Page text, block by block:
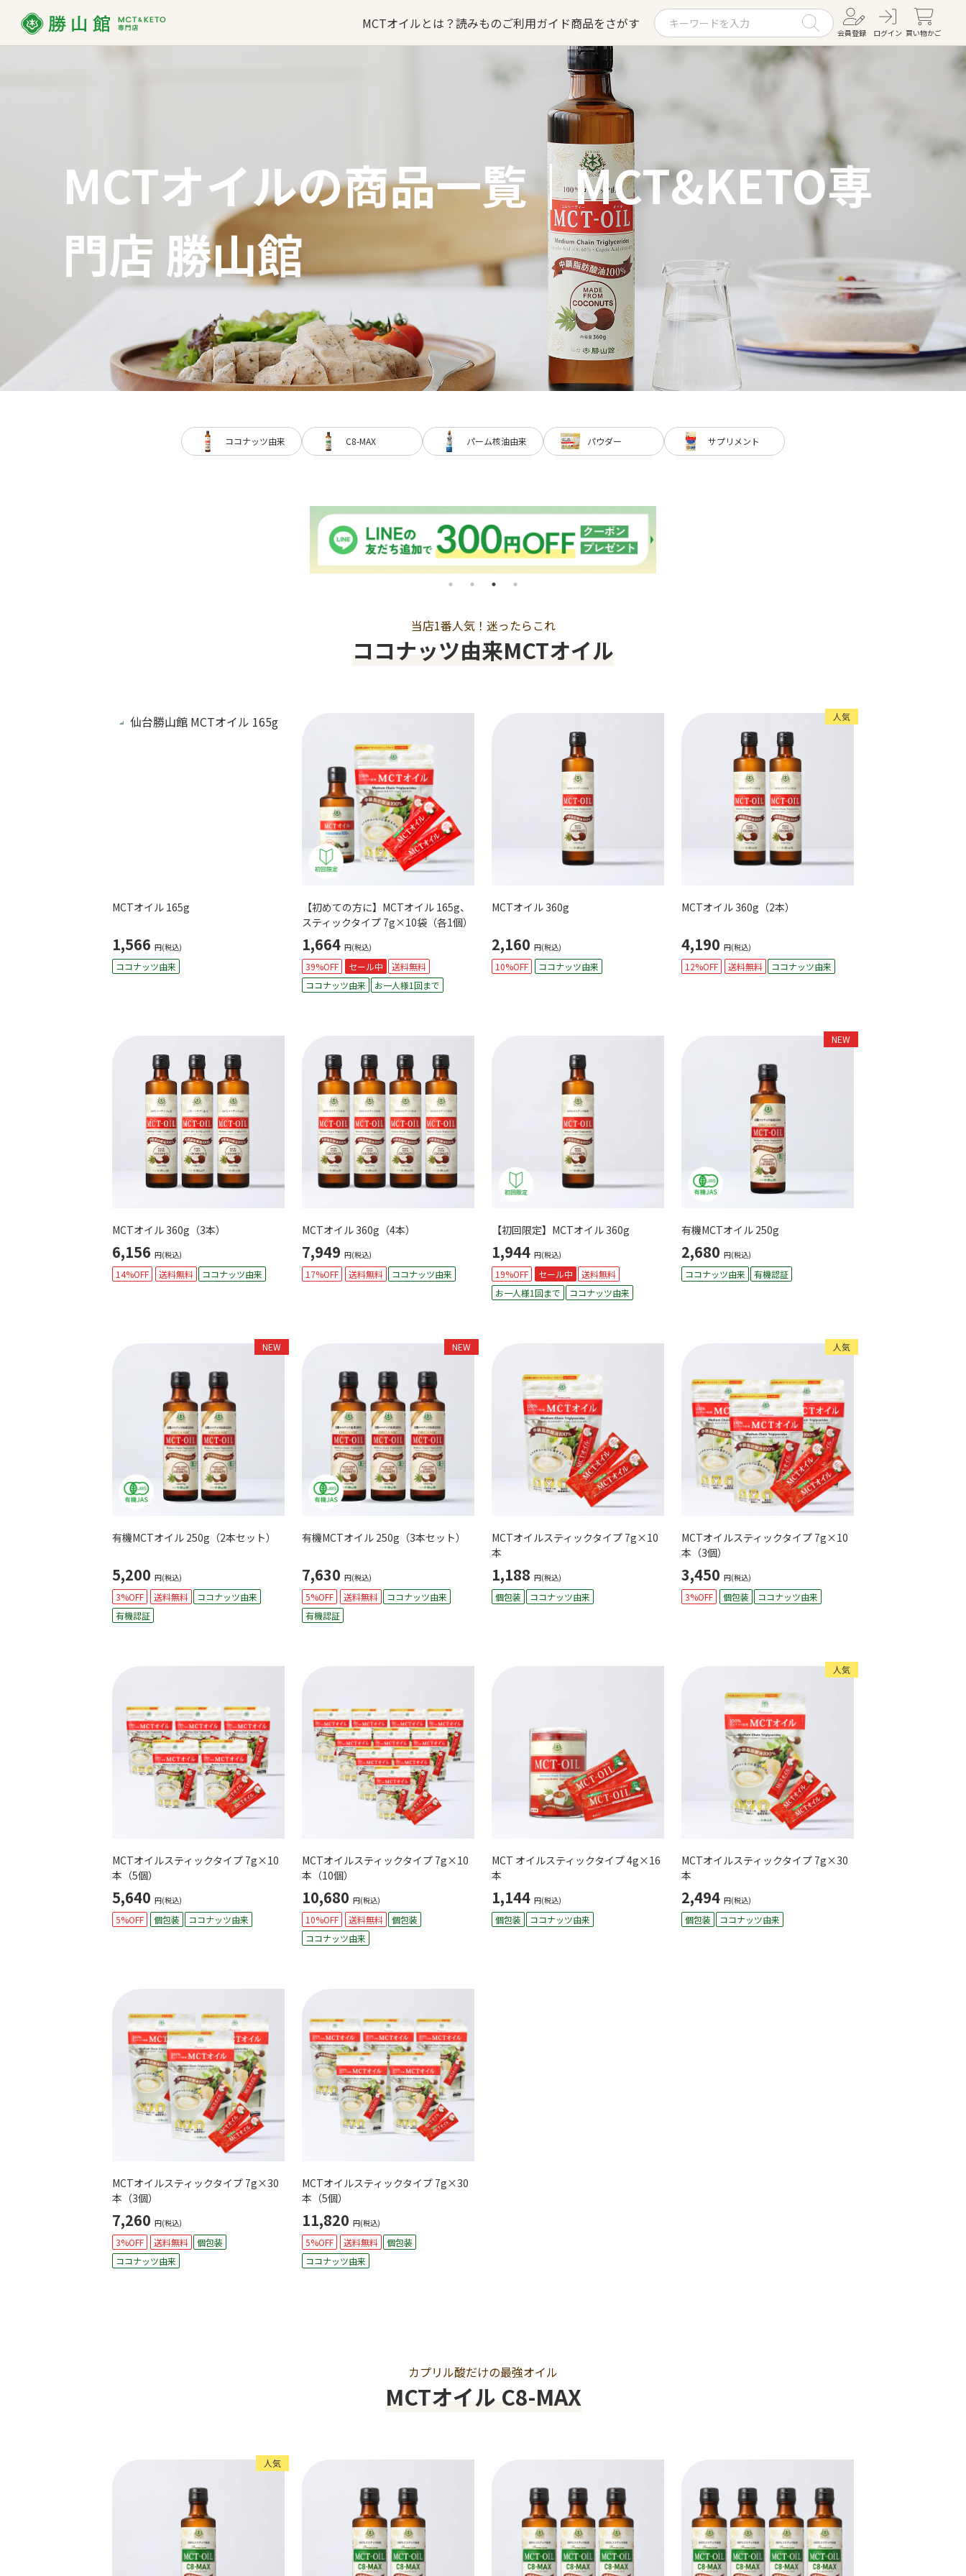
MCTオイルとは？読みもの
誕生ストーリー
ご利用ガイド商品をさがす
MCTオイル バターコーヒー KETOneUP KOMBUCHA
MCT入り
MCT
からだにいいもの
おやつ
すべての商品を見る
会員登録 ログイン 買い物かご
MCTオイルの商品一覧｜MCT&KETO専
門店 勝山館
ココナッツ由来 C8-MAX パーム核油由来 パウダー サプリメント
当店1番人気！迷ったらこれ
ココナッツ由来MCTオイル
MCTオイル 165g
1,566 円(税込)
ココナッツ由来
【初めての方に】MCTオイル 165g、
スティックタイプ 7g×10袋（各1個）
1,664 円(税込)
39%OFF セール中
送料無料
ココナッツ由来
お一人様1回まで
MCTオイル 360g
2,160 円(税込)
10%OFF ココナッツ由来
人気
MCTオイル 360g（2本）
4,190 円(税込)
12%OFF 送料無料 ココナッツ由来
MCTオイル 360g（3本）
6,156 円(税込)
14%OFF 送料無料 ココナッツ由来
MCTオイル 360g（4本）
7,949 円(税込)
17%OFF 送料無料 ココナッツ由来
【初回限定】MCTオイル 360g
1,944 円(税込)
19%OFF セール中
送料無料
お一人様1回まで
ココナッツ由来
NEW
有機MCTオイル 250g
2,680 円(税込)
ココナッツ由来 有機認証
NEW
有機MCTオイル 250g（2本セット）
5,200 円(税込)
3%OFF 送料無料
ココナッツ由来
有機認証
NEW
有機MCTオイル 250g（3本セット）
7,630 円(税込)
5%OFF 送料無料
ココナッツ由来
有機認証
MCTオイルスティックタイプ 7g×10
本
1,188 円(税込)
個包装 ココナッツ由来
人気
MCTオイルスティックタイプ 7g×10
本（3個）
3,450 円(税込)
3%OFF 個包装 ココナッツ由来
MCTオイルスティックタイプ 7g×10
本（5個）
5,640 円(税込)
5%OFF 個包装 ココナッツ由来
MCTオイルスティックタイプ 7g×10
本（10個）
10,680 円(税込)
10%OFF 送料無料
個包装
ココナッツ由来
MCT オイルスティックタイプ 4g×16
本
1,144 円(税込)
個包装 ココナッツ由来
人気
MCTオイルスティックタイプ 7g×30
本
2,494 円(税込)
個包装 ココナッツ由来
MCTオイルスティックタイプ 7g×30
本（3個）
7,260 円(税込)
3%OFF 送料無料
個包装
ココナッツ由来
MCTオイルスティックタイプ 7g×30
本（5個）
11,820 円(税込)
5%OFF 送料無料
個包装
ココナッツ由来
カプリル酸だけの最強オイル
MCTオイル C8-MAX
人気